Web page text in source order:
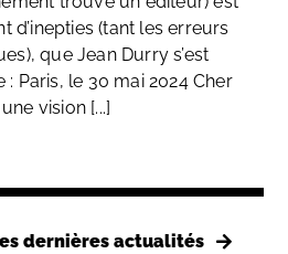
d’inepties (tant les erreurs
que Jean Durry s’est
Paris, le 30 mai 2024 Cher
vision [...]
dernières actualités